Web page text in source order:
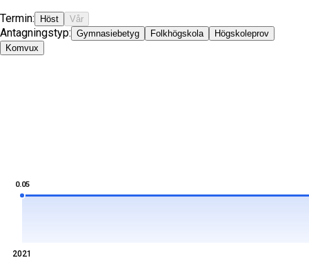
Termin: Höst Vår
Antagningstyp: Gymnasiebetyg Folkhögskola
Högskoleprov
Komvux
0.05
2021